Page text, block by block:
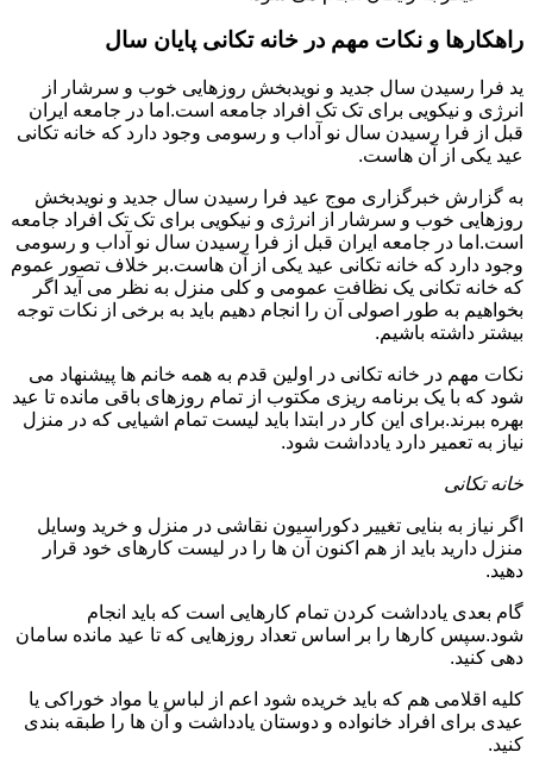
راهکارها و نکات مهم در خانه تکانی پایان سال
ید فرا رسیدن سال جدید و نویدبخش روزهایی خوب و سرشار از
انرژی و نیکویی برای تک تک افراد جامعه است.اما در جامعه ایران
قبل از فرا رسیدن سال نو آداب و رسومی وجود دارد که خانه تکانی
عید یکی از آن هاست.
به گزارش خبرگزاری موج عید فرا رسیدن سال جدید و نویدبخش
روزهایی خوب و سرشار از انرژی و نیکویی برای تک تک افراد جامعه
است.اما در جامعه ایران قبل از فرا رسیدن سال نو آداب و رسومی
وجود دارد که خانه تکانی عید یکی از آن هاست.بر خلاف تصور عموم
که خانه تکانی یک نظافت عمومی و کلی منزل به نظر می آید اگر
بخواهیم به طور اصولی آن را انجام دهیم باید به برخی از نکات توجه
بیشتر داشته باشیم.
نکات مهم در خانه تکانی در اولین قدم به همه خانم ها پیشنهاد می
شود که با یک برنامه ریزی مکتوب از تمام روزهای باقی مانده تا عید
بهره ببرند.برای این کار در ابتدا باید لیست تمام اشیایی که در منزل
نیاز به تعمیر دارد یادداشت شود.
خانه تکانی
اگر نیاز به بنایی تغییر دکوراسیون نقاشی در منزل و خرید وسایل
منزل دارید باید از هم اکنون آن ها را در لیست کارهای خود قرار
دهید.
گام بعدی یادداشت کردن تمام کارهایی است که باید انجام
شود.سپس کارها را بر اساس تعداد روزهایی که تا عید مانده سامان
دهی کنید.
کلیه اقلامی هم که باید خریده شود اعم از لباس یا مواد خوراکی یا
عیدی برای افراد خانواده و دوستان یادداشت و آن ها را طبقه بندی
کنید.